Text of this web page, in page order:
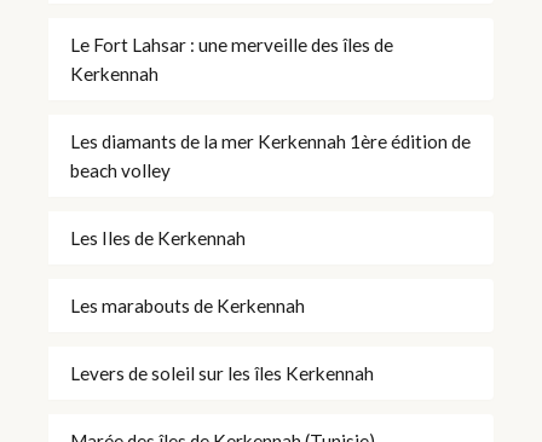
Le Fort Lahsar : une merveille des îles de
Kerkennah
Les diamants de la mer Kerkennah 1ère édition de
beach volley
Les Iles de Kerkennah
Les marabouts de Kerkennah
Levers de soleil sur les îles Kerkennah